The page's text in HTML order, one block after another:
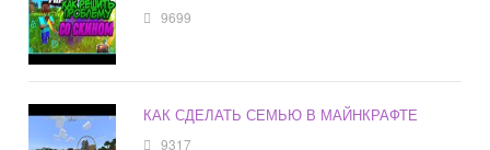
9699
КАК СДЕЛАТЬ СЕМЬЮ В МАЙНКРАФТЕ
9317